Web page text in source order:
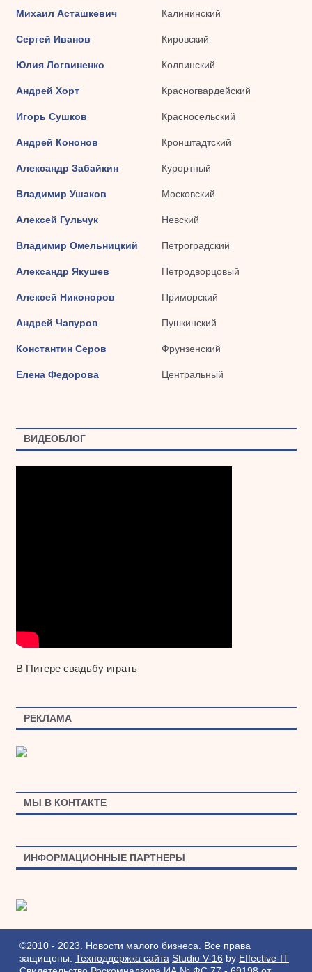
Михаил Асташкевич Калининский
Сергей Иванов Кировский
Юлия Логвиненко Колпинский
Андрей Хорт Красногвардейский
Игорь Сушков Красносельский
Андрей Кононов Кронштадтский
Александр Забайкин Курортный
Владимир Ушаков Московский
Алексей Гульчук Невский
Владимир Омельницкий Петроградский
Александр Якушев Петродворцовый
Алексей Никоноров Приморский
Андрей Чапуров Пушкинский
Константин Серов Фрунзенский
Елена Федорова Центральный
ВИДЕОБЛОГ
В Питере свадьбу играть
РЕКЛАМА
МЫ В КОНТАКТЕ
ИНФОРМАЦИОННЫЕ ПАРТНЕРЫ
©2010 - 2023. Новости малого бизнеса. Все права
защищены. Техподдержка сайта Studio V-16 by Effective-IT